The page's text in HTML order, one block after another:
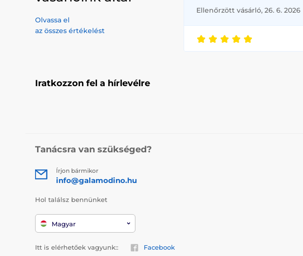
Olvassa el
az összes értékelést
Ellenőrzött vásárló, 26. 6. 2026
Iratkozzon fel a hírlevélre
Tanácsra van szükséged?
Írjon bármikor
info@galamodino.hu
Hol találsz bennünket
Magyar
Itt is elérhetőek vagyunk:: Facebook